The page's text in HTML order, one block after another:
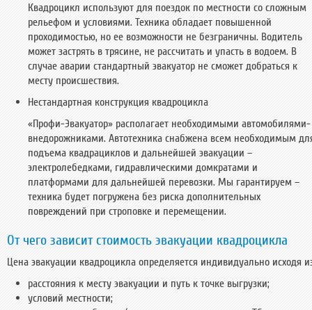
Квадроцикл используют для поездок по местности со сложным
рельефом и условиями. Техника обладает повышенной
проходимостью, но ее возможности не безграничны. Водитель
может застрять в трясине, не рассчитать и упасть в водоем. В
случае аварии стандартный эвакуатор не сможет добраться к
месту происшествия.
Нестандартная конструкция квадроцикла
«Профи-Эвакуатор» располагает необходимыми автомобилями-
внедорожниками. Автотехника снабжена всем необходимым
подъема квадрациклов и дальнейшей эвакуации –
электролебедками, гидравлическими домкратами и
платформами для дальнейшей перевозки. Мы гарантируем –
техника будет погружена без риска дополнительных
повреждений при строповке и перемещении.
От чего зависит стоимость эвакуации квадроцикла
Цена эвакуации квадроцикла определяется индивидуально исходя
расстояния к месту эвакуации и путь к точке выгрузки;
условий местности;